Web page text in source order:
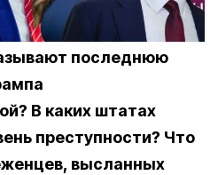
последнюю
В каких штатах
преступности? Что
высланных